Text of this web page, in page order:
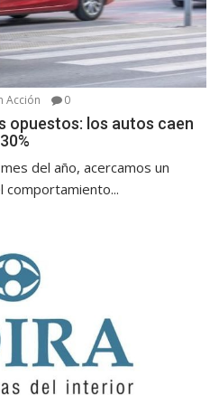
Acción 0
opuestos: los autos caen
del año, acercamos un
comportamiento...